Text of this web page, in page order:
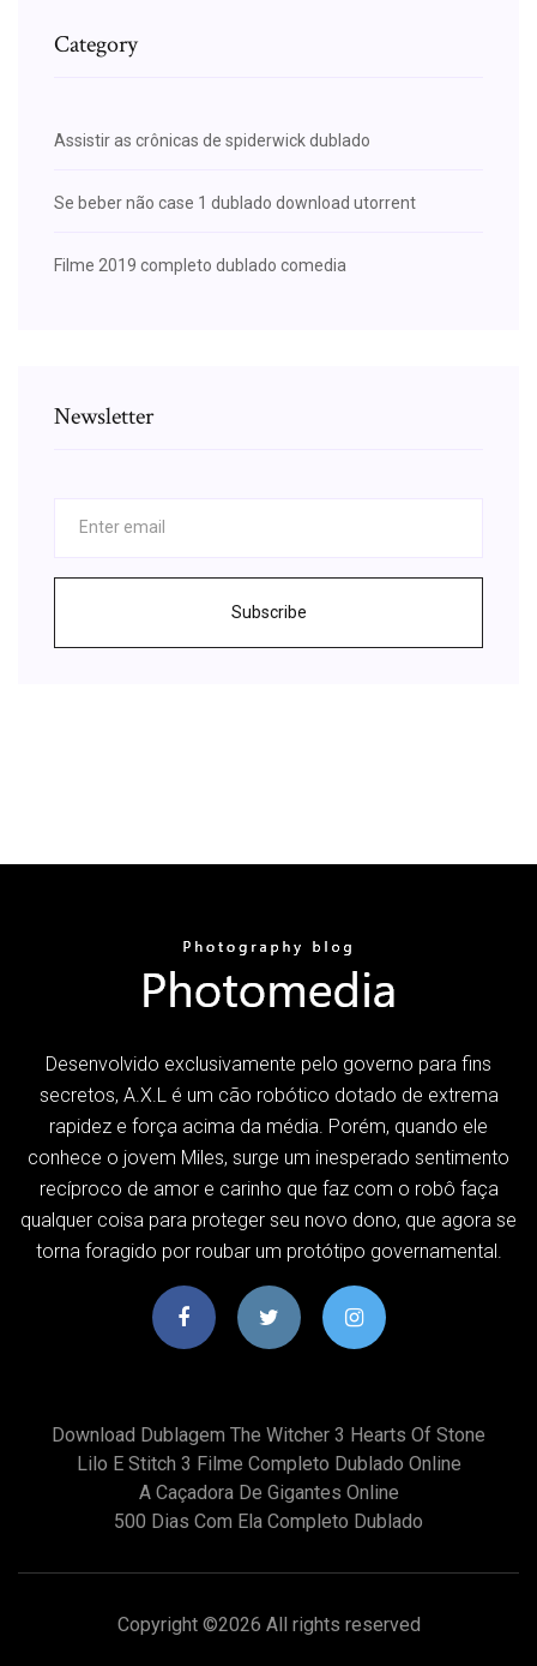
Category
Assistir as crônicas de spiderwick dublado
Se beber não case 1 dublado download utorrent
Filme 2019 completo dublado comedia
Newsletter
Subscribe
Desenvolvido exclusivamente pelo governo para fins
secretos, A.X.L é um cão robótico dotado de extrema
rapidez e força acima da média. Porém, quando ele
conhece o jovem Miles, surge um inesperado sentimento
recíproco de amor e carinho que faz com o robô faça
qualquer coisa para proteger seu novo dono, que agora se
torna foragido por roubar um protótipo governamental.
Download Dublagem The Witcher 3 Hearts Of Stone
Lilo E Stitch 3 Filme Completo Dublado Online
A Caçadora De Gigantes Online
500 Dias Com Ela Completo Dublado
Copyright ©2026 All rights reserved